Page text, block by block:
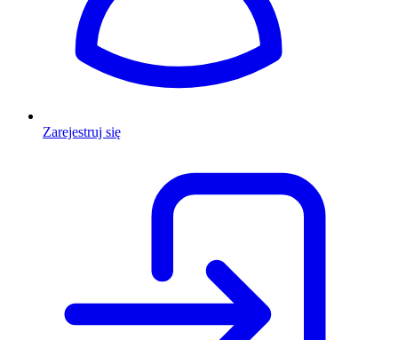
Zarejestruj się